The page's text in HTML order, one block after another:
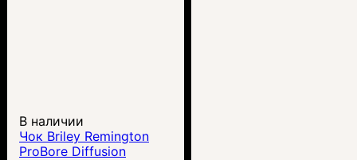
В наличии
Чок Briley Remington
ProBore Diffusion